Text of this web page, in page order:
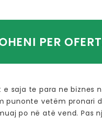
PER
saja te para ne biznes
punonte vetëm pronari
po në atë vend. Pas